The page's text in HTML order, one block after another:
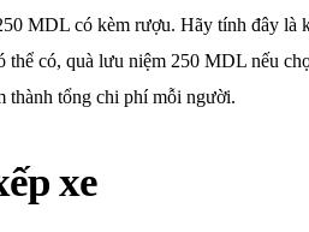
MDL có kèm rượu. Hãy tính đây là
có, quà lưu niệm 250 MDL nếu
thành tổng chi phí mỗi người.
xe